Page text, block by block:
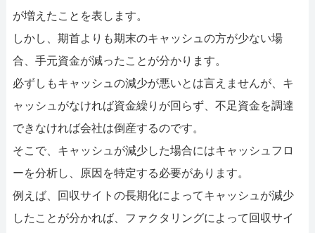
が増えたことを表します。
しかし、期首よりも期末のキャッシュの方が少ない場
合、手元資金が減ったことが分かります。
必ずしもキャッシュの減少が悪いとは言えませんが、キ
ャッシュがなければ資金繰りが回らず、不足資金を調達
できなければ会社は倒産するのです。
そこで、キャッシュが減少した場合にはキャッシュフロ
ーを分析し、原因を特定する必要があります。
例えば、回収サイトの長期化によってキャッシュが減少
したことが分かれば、ファクタリングによって回収サイ